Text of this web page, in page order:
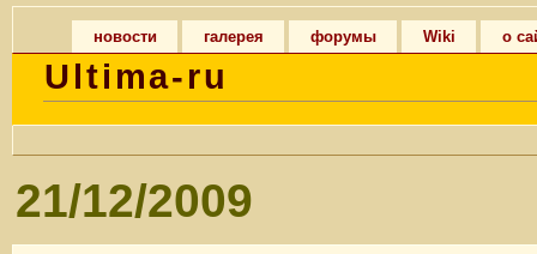
новости галерея форумы Wiki о
Ultima-ru
21/12/2009